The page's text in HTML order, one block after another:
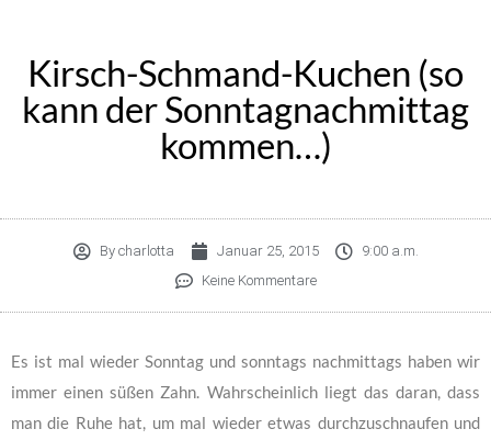
Kirsch-Schmand-Kuchen (so
kann der Sonntagnachmittag
kommen…)
Bycharlotta Januar 25, 2015
9:00 a.m.
Keine Kommentare
Es ist mal wieder Sonntag und sonntags nachmittags haben wir
immer einen süßen Zahn. Wahrscheinlich liegt das daran, dass
man die Ruhe hat, um mal wieder etwas durchzuschnaufen und